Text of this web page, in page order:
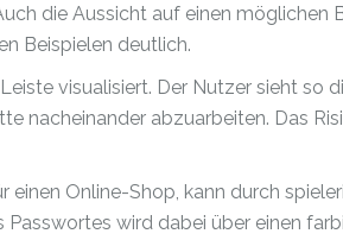
die Aussicht auf einen möglichen
Beispielen deutlich.
visualisiert. Der Nutzer sieht so
nacheinander abzuarbeiten. Das
einen Online-Shop, kann durch
wird dabei über einen